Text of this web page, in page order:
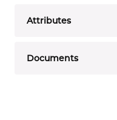
Attributes
Documents